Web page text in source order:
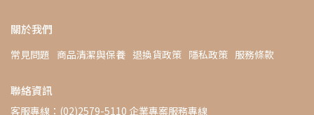
關於我們
常見問題 商品清潔與保養 退換貨政策 隱私政策 服務條款
聯絡資訊
客服專線：(02)2579-5110 企業專案服務專線